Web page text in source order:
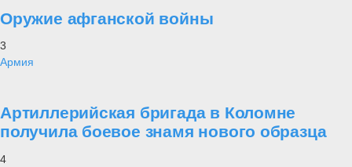
Оружие афганской войны
3
Армия
Артиллерийская бригада в Коломне
получила боевое знамя нового образца
4